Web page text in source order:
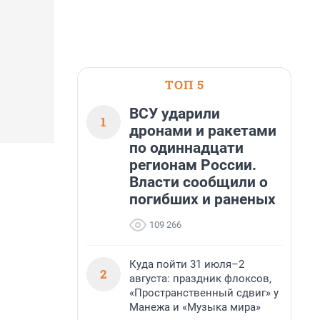
ТОП 5
1
ВСУ ударили
дронами и ракетами
по одиннадцати
регионам России.
Власти сообщили о
погибших и раненых
109 266
2
Куда пойти 31 июля–2
августа: праздник флоксов,
«Пространственный сдвиг» у
Манежа и «Музыка мира»